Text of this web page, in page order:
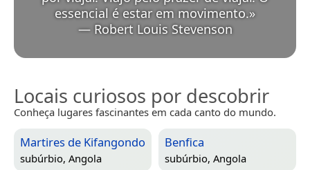
essencial é estar em movimento.
— Robert Louis Stevenson
Locais curiosos por descobrir
Conheça lugares fascinantes em cada canto do mundo.
Martires de Kifangondo
subúrbio, Angola
Benfica
subúrbio, Angola